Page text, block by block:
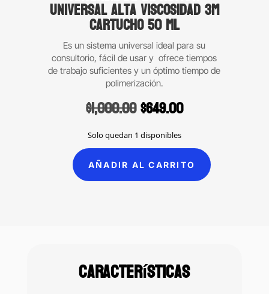
universal alta viscosidad 3M
cartucho 50 ml
Es un sistema universal ideal para su
consultorio, fácil de usar y ofrece tiempos
de trabajo suficientes y un óptimo tiempo de
polimerización.
$1,000.00Original
was:
$1,000.00.
$649.00Current
$649.00.
Solo quedan 1 disponibles
Imprint
impresión
universal
AÑADIR AL CARRITO
Características